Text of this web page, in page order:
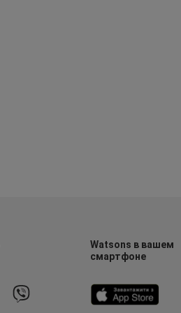
Watsons в вашем
смартфоне